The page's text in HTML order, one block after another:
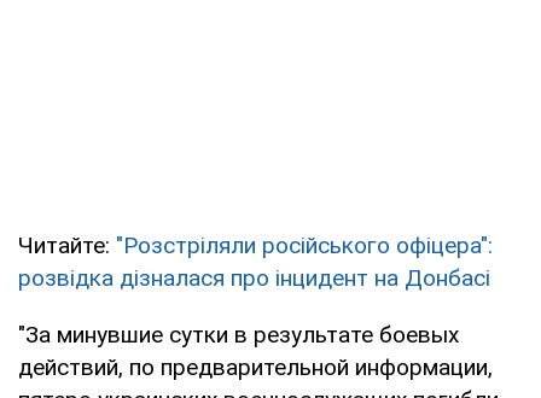
Читайте: "Розстріляли російського офіцера":
розвідка дізналася про інцидент на Донбасі
"За минувшие сутки в результате боевых
действий, по предварительной информации,